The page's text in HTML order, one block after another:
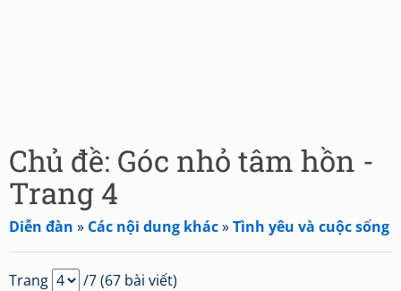
Chủ đề: Góc nhỏ tâm hồn -
Trang 4
Diễn đàn » Các nội dung khác»Tình yêu và cuộc sống
Trang /7 (67 bài viết)